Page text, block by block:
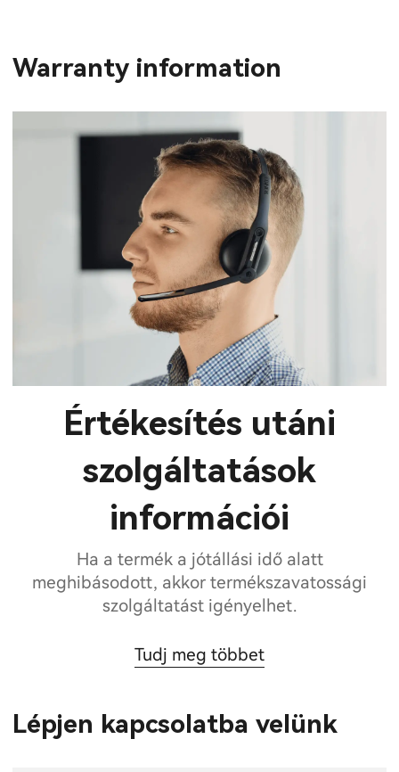
Warranty information
Értékesítés utáni
szolgáltatások
információi
Ha a termék a jótállási idő alatt
meghibásodott, akkor termékszavatossági
szolgáltatást igényelhet.
Tudj meg többet
Lépjen kapcsolatba velünk